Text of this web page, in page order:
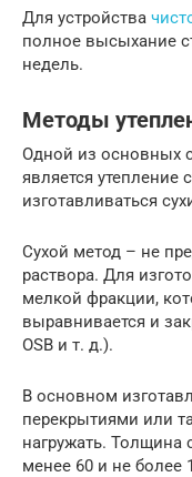
Для устройства
полное высыхание
недель.
Методы
Одной из основных
является утепление
изготавливаться
Сухой метод – не
раствора. Для
мелкой фракции,
выравнивается и
OSB и т. д.).
В основном
перекрытиями или
нагружать. Толщина
менее 60 и не